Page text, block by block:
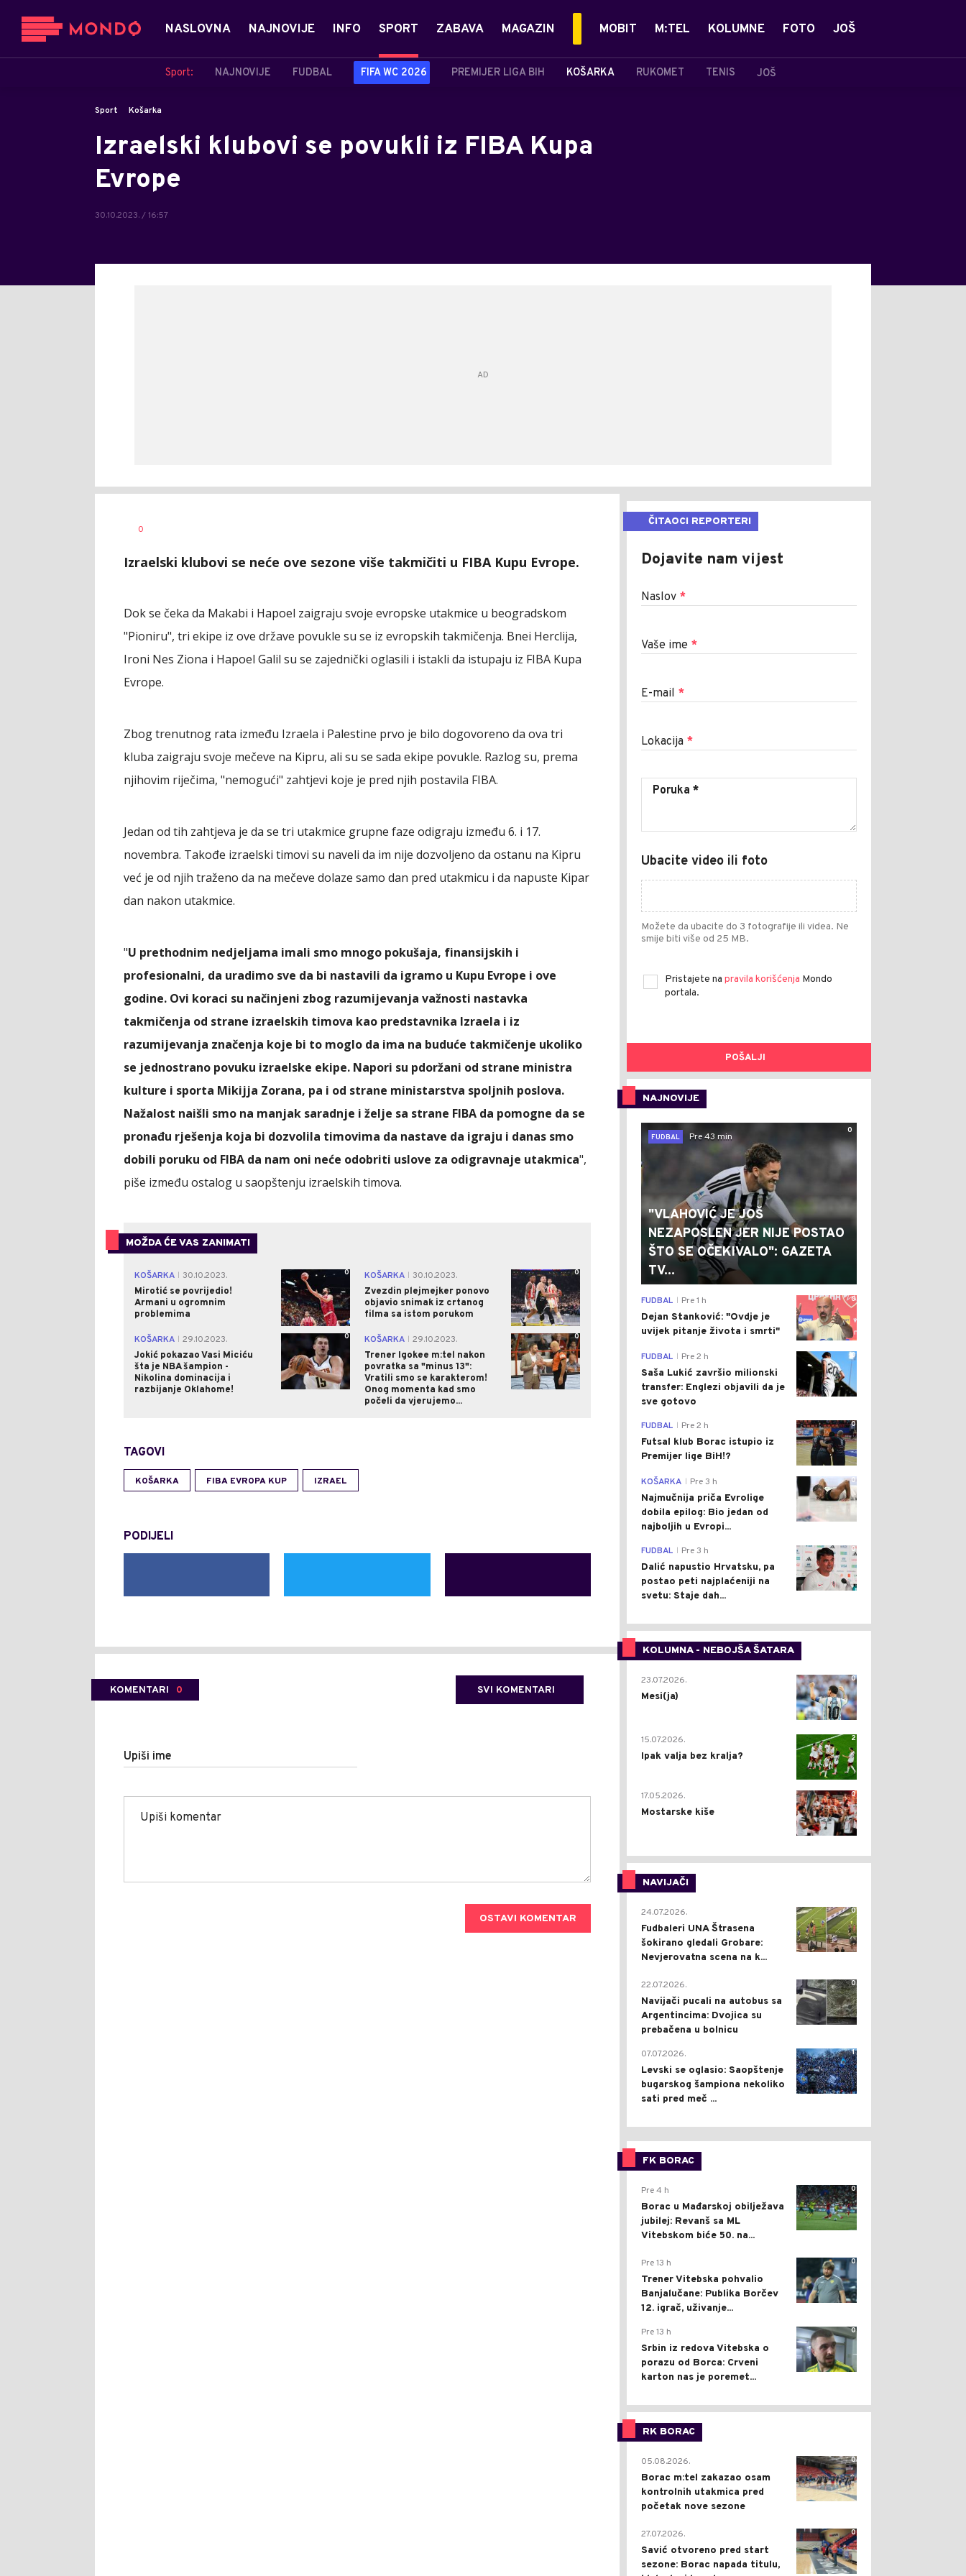
NASLOVNA NAJNOVIJE INFO SPORT
Sport: NAJNOVIJE FUDBAL FIFA WC 2026 PREMIJER LIGA BIH KOŠARKA RUKOMET TENIS JOŠ
ZABAVA MAGAZIN MOBIT M:TEL KOLUMNE FOTO JOŠ
Sport Košarka
Izraelski klubovi se povukli iz FIBA Kupa
Evrope
30.10.2023. / 16:57
0
Izraelski klubovi se neće ove sezone više takmičiti u FIBA Kupu Evrope.
Dok se čeka da Makabi i Hapoel zaigraju svoje evropske utakmice u beogradskom
"Pioniru", tri ekipe iz ove države povukle su se iz evropskih takmičenja. Bnei Herclija,
Ironi Nes Ziona i Hapoel Galil su se zajednički oglasili i istakli da istupaju iz FIBA Kupa
Evrope.
Zbog trenutnog rata između Izraela i Palestine prvo je bilo dogovoreno da ova tri
kluba zaigraju svoje mečeve na Kipru, ali su se sada ekipe povukle. Razlog su, prema
njihovim riječima, "nemogući" zahtjevi koje je pred njih postavila FIBA.
Jedan od tih zahtjeva je da se tri utakmice grupne faze odigraju između 6. i 17.
novembra. Takođe izraelski timovi su naveli da im nije dozvoljeno da ostanu na Kipru
već je od njih traženo da na mečeve dolaze samo dan pred utakmicu i da napuste Kipar
dan nakon utakmice.
"U prethodnim nedjeljama imali smo mnogo pokušaja, finansijskih i
profesionalni, da uradimo sve da bi nastavili da igramo u Kupu Evrope i ove
godine. Ovi koraci su načinjeni zbog razumijevanja važnosti nastavka
takmičenja od strane izraelskih timova kao predstavnika Izraela i iz
razumijevanja značenja koje bi to moglo da ima na buduće takmičenje ukoliko
se jednostrano povuku izraelske ekipe. Napori su pdoržani od strane ministra
kulture i sporta Mikijja Zorana, pa i od strane ministarstva spoljnih poslova.
Nažalost naišli smo na manjak saradnje i želje sa strane FIBA da pomogne da se
pronađu rješenja koja bi dozvolila timovima da nastave da igraju i danas smo
dobili poruku od FIBA da nam oni neće odobriti uslove za odigravnaje utakmica",
piše između ostalog u saopštenju izraelskih timova.
MOŽDA ĆE VAS ZANIMATI
KOŠARKA
30.10.2023.
Mirotić se povrijedio!
Armani u ogromnim
problemima
0 KOŠARKA
30.10.2023.
Zvezdin plejmejker ponovo
objavio snimak iz crtanog
filma sa istom porukom
0
KOŠARKA
29.10.2023.
Jokić pokazao Vasi Miciću
šta je NBA šampion -
Nikolina dominacija i
razbijanje Oklahome!
0 KOŠARKA
29.10.2023.
Trener Igokee m:tel nakon
povratka sa "minus 13":
Vratili smo se karakterom!
Onog momenta kad smo
počeli da vjerujemo...
0
TAGOVI
KOŠARKA FIBA EVROPA KUP IZRAEL
PODIJELI
KOMENTARI 0 SVI KOMENTARI
Upiši ime
OSTAVI KOMENTAR
ČITAOCI REPORTERI
Dojavite nam vijest
Naslov *
Vaše ime *
E-mail *
Lokacija *
Ubacite video ili foto
Možete da ubacite do 3 fotografije ili videa. Ne
smije biti više od 25 MB.
Pristajete na pravila korišćenja Mondo
portala.
POŠALJI
NAJNOVIJE
0
FUDBAL
Pre 43 min
"VLAHOVIĆ JE JOŠ
NEZAPOSLEN JER NIJE POSTAO
ŠTO SE OČEKIVALO": GAZETA
TV...
0
FUDBAL Pre 1 h
Dejan Stanković: "Ovdje je
uvijek pitanje života i smrti"
0
FUDBAL Pre 2 h
Saša Lukić završio milionski
transfer: Englezi objavili da je
sve gotovo
0
FUDBAL Pre 2 h
Futsal klub Borac istupio iz
Premijer lige BiH!?
0
KOŠARKA Pre 3 h
Najmučnija priča Evrolige
dobila epilog: Bio jedan od
najboljih u Evropi...
0
FUDBAL Pre 3 h
Dalić napustio Hrvatsku, pa
postao peti najplaćeniji na
svetu: Staje dah...
KOLUMNA - NEBOJŠA ŠATARA
0
23.07.2026.
Mesi(ja)
2
15.07.2026.
Ipak valja bez kralja?
0
17.05.2026.
Mostarske kiše
NAVIJAČI
0
24.07.2026.
Fudbaleri UNA Štrasena
šokirano gledali Grobare:
Nevjerovatna scena na k...
0
22.07.2026.
Navijači pucali na autobus sa
Argentincima: Dvojica su
prebačena u bolnicu
1
07.07.2026.
Levski se oglasio: Saopštenje
bugarskog šampiona nekoliko
sati pred meč ...
FK BORAC
0
Pre 4 h
Borac u Mađarskoj obilježava
jubilej: Revanš sa ML
Vitebskom biće 50. na...
0
Pre 13 h
Trener Vitebska pohvalio
Banjalučane: Publika Borčev
12. igrač, uživanje...
0
Pre 13 h
Srbin iz redova Vitebska o
porazu od Borca: Crveni
karton nas je poremet...
RK BORAC
0
05.08.2026.
Borac m:tel zakazao osam
kontrolnih utakmica pred
početak nove sezone
0
27.07.2026.
Savić otvoreno pred start
sezone: Borac napada titulu,